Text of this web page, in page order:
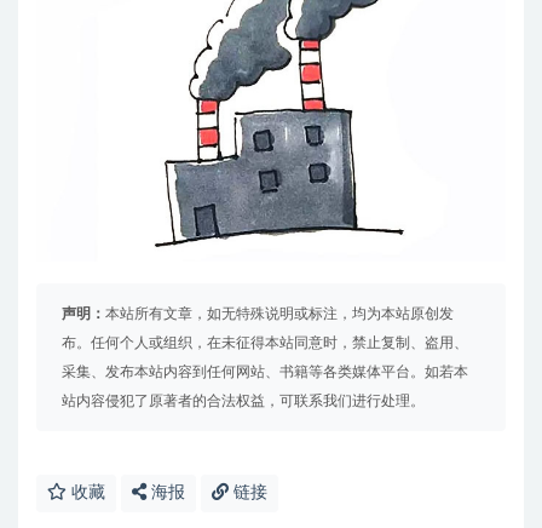
声明： 本站所有文章，如无特殊说明或标注，均为本站原创发
布。任何个人或组织，在未征得本站同意时，禁止复制、盗用、
采集、发布本站内容到任何网站、书籍等各类媒体平台。如若本
站内容侵犯了原著者的合法权益，可联系我们进行处理。
收藏 海报 链接